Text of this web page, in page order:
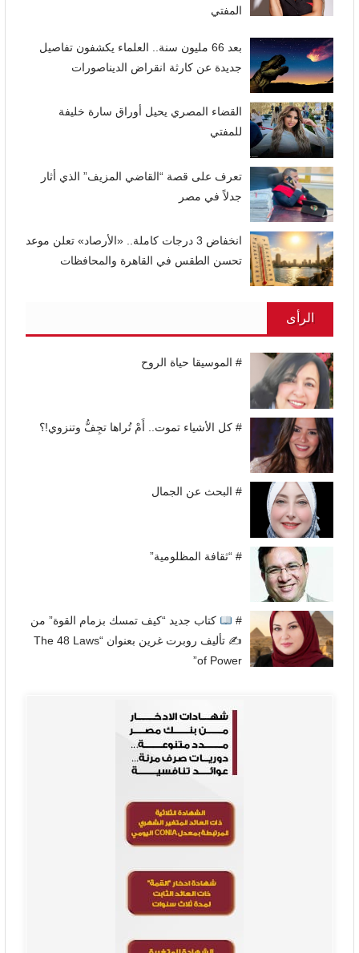
المفتي
بعد 66 مليون سنة.. العلماء يكشفون تفاصيل
جديدة عن كارثة انقراض الديناصورات
القضاء المصري يحيل أوراق سارة خليفة
للمفتي
تعرف على قصة “القاضي المزيف” الذي أثار
جدلاً في مصر
انخفاض 3 درجات كاملة.. «الأرصاد» تعلن موعد
تحسن الطقس في القاهرة والمحافظات
الرأى
# الموسيقا حياة الروح
# كل الأشياء تموت.. أَمْ تُراها تجِفُّ وتنزوي!؟
# البحث عن الجمال
# “ثقافة المظلومية”
#
كتاب جديد “كيف تمسك بزمام القوة” من
✍
تأليف روبرت غرين بعنوان “The 48 Laws
of Power”